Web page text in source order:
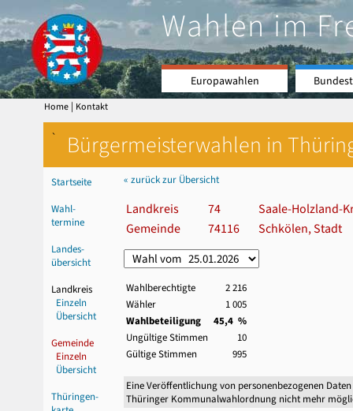
Wahlen im
Europawahlen
Home | Kontakt
` Bürgermeisterwahlen in
Startseite
Wahl-
termine
Landes-
übersicht
Landkreis
Einzeln
Übersicht
Gemeinde
Einzeln
Übersicht
Thüringen-
« zurück zur Übersicht
Landkreis 74
Saale-Holzland-
Gemeinde
74116 Schkölen, Stadt
Wahlberechtigte
2 216
Wähler
1 005
Wahlbeteiligung
45,4 %
Ungültige Stimmen
10
Gültige Stimmen
995
Eine Veröffentlichung von personenbezogenen
Thüringer Kommunalwahlordnung nicht mehr